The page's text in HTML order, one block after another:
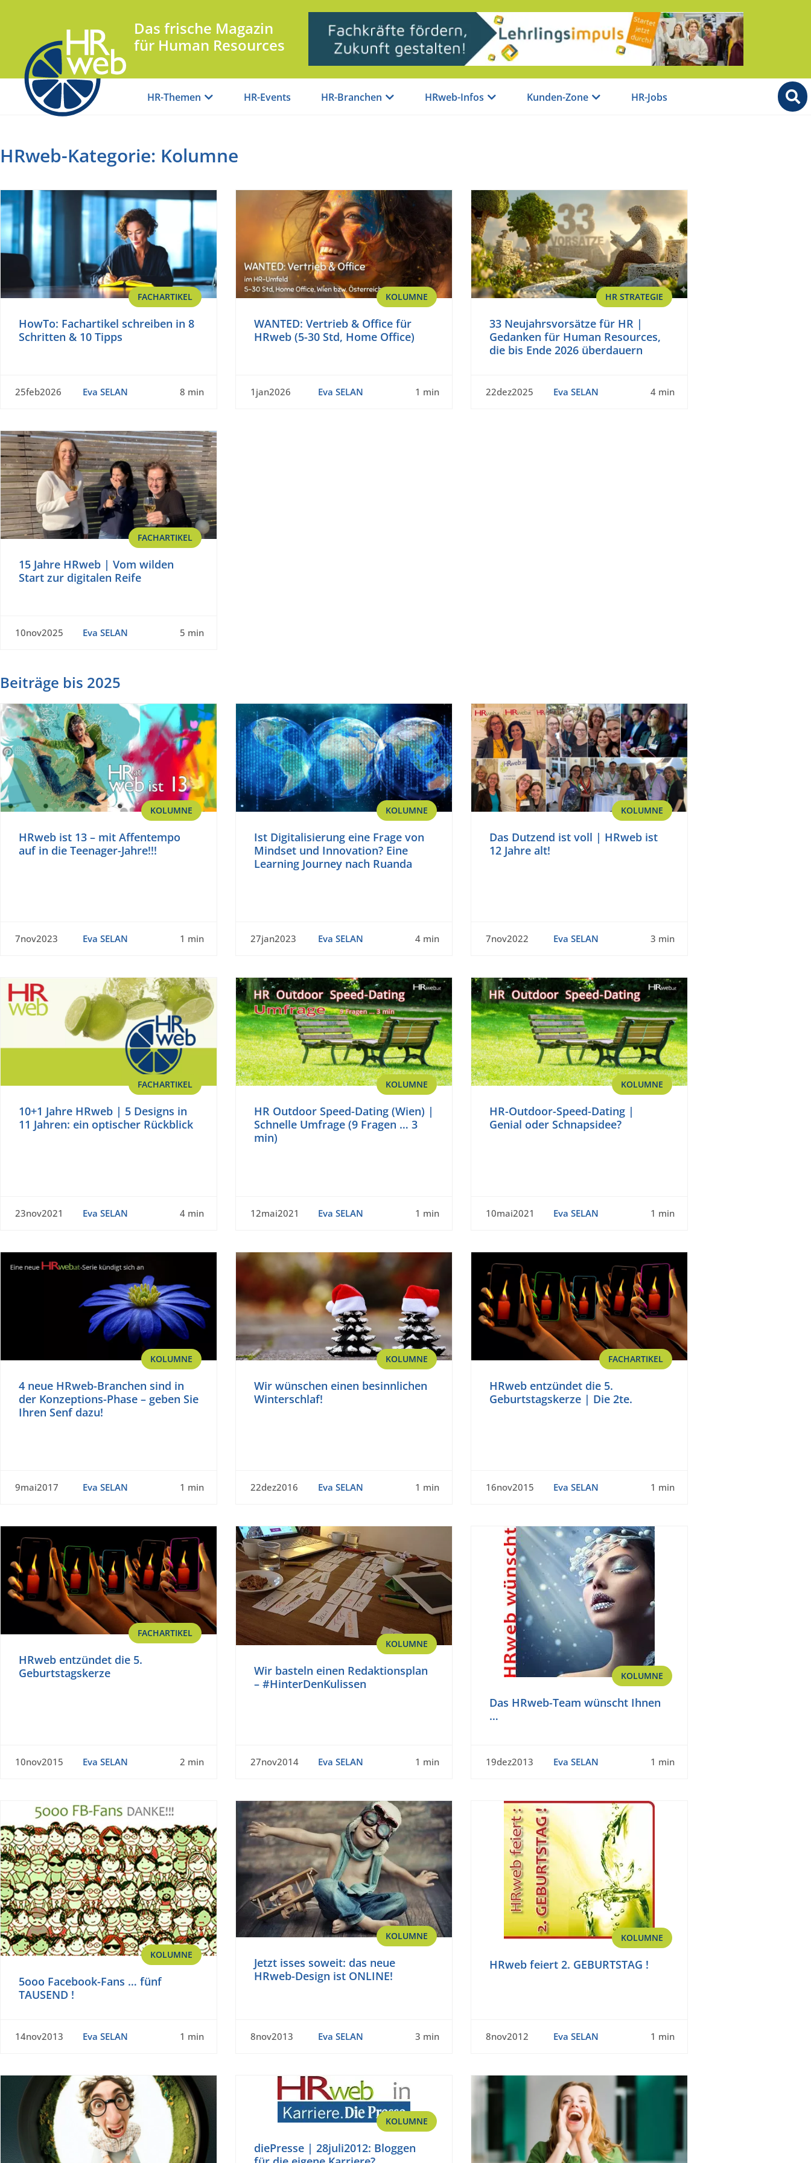
Das frische Magazin
für Human Resources
HR-Themen HR-Events HR-Branchen HRweb-Infos Kunden-Zone HR-Jobs
HRweb-Kategorie: Kolumne
FACHARTIKEL
HowTo: Fachartikel schreiben in 8
Schritten & 10 Tipps
25feb2026 Eva SELAN 8 min
KOLUMNE
WANTED: Vertrieb & Office für
HRweb (5-30 Std, Home Office)
1jan2026 Eva SELAN 1 min
HR STRATEGIE
33 Neujahrsvorsätze für HR |
Gedanken für Human Resources,
die bis Ende 2026 überdauern
22dez2025 Eva SELAN 4 min
FACHARTIKEL
15 Jahre HRweb | Vom wilden
Start zur digitalen Reife
10nov2025 Eva SELAN 5 min
Beiträge bis 2025
KOLUMNE
HRweb ist 13 – mit Affentempo
auf in die Teenager-Jahre!!!
7nov2023 Eva SELAN 1 min
KOLUMNE
Ist Digitalisierung eine Frage von
Mindset und Innovation? Eine
Learning Journey nach Ruanda
27jan2023 Eva SELAN 4 min
KOLUMNE
Das Dutzend ist voll | HRweb ist
12 Jahre alt!
7nov2022 Eva SELAN 3 min
FACHARTIKEL
10+1 Jahre HRweb | 5 Designs in
11 Jahren: ein optischer Rückblick
23nov2021 Eva SELAN 4 min
KOLUMNE
HR Outdoor Speed-Dating (Wien) |
Schnelle Umfrage (9 Fragen … 3
min)
12mai2021 Eva SELAN 1 min
KOLUMNE
HR-Outdoor-Speed-Dating |
Genial oder Schnapsidee?
10mai2021 Eva SELAN 1 min
KOLUMNE
4 neue HRweb-Branchen sind in
der Konzeptions-Phase – geben Sie
Ihren Senf dazu!
9mai2017 Eva SELAN 1 min
KOLUMNE
Wir wünschen einen besinnlichen
Winterschlaf!
22dez2016 Eva SELAN 1 min
FACHARTIKEL
HRweb entzündet die 5.
Geburtstagskerze | Die 2te.
16nov2015 Eva SELAN 1 min
FACHARTIKEL
HRweb entzündet die 5.
Geburtstagskerze
10nov2015 Eva SELAN 2 min
KOLUMNE
Wir basteln einen Redaktionsplan
– #HinterDenKulissen
27nov2014 Eva SELAN 1 min
KOLUMNE
Das HRweb-Team wünscht Ihnen
…
19dez2013 Eva SELAN 1 min
KOLUMNE
5ooo Facebook-Fans … fünf
TAUSEND !
14nov2013 Eva SELAN 1 min
KOLUMNE
Jetzt isses soweit: das neue
HRweb-Design ist ONLINE!
8nov2013 Eva SELAN 3 min
KOLUMNE
HRweb feiert 2. GEBURTSTAG !
8nov2012 Eva SELAN 1 min
KOLUMNE
diePresse | 28juli2012: Bloggen